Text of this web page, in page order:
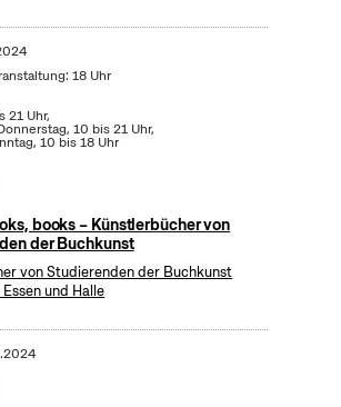
18 Uhr
21 Uhr,
10 bis 21 Uhr,
10 bis 18 Uhr
books – Künstlerbücher von
der Buchkunst
von Studierenden der Buchkunst
und Halle